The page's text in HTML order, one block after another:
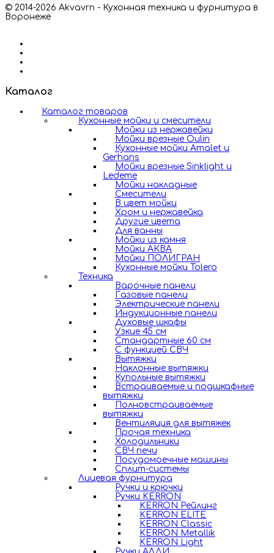
© 2014-2026 Akvavrn - Кухонная техника и фурнитура в
Воронеже
Каталог
Каталог товаров
Кухонные мойки и смесители
Мойки из нержавейки
Мойки врезные Oulin
Кухонные мойки Amalet и
Gerhans
Мойки врезные Sinklight и
Ledeme
Мойки накладные
Смесители
В цвет мойки
Хром и нержавейка
Другие цвета
Для ванны
Мойки из камня
Мойки АКВА
Мойки ПОЛИГРАН
Кухонные мойки Tolero
Техника
Варочные панели
Газовые панели
Электрические панели
Индукционные панели
Духовые шкафы
Узкие 45 см
Стандартные 60 см
С функцией СВЧ
Вытяжки
Наклонные вытяжки
Купольные вытяжки
Встраиваемые и подшкафные
вытяжки
Полновстраиваемые
вытяжки
Вентиляция для вытяжек
Прочая техника
Холодильники
СВЧ печи
Посудомоечные машины
Сплит-системы
Лицевая фурнитура
Ручки и крючки
Ручки KERRON
KERRON Рейлинг
KERRON ELITE
KERRON Classic
KERRON Metallik
KERRON Light